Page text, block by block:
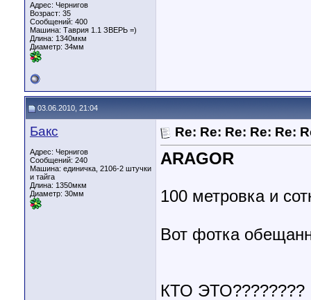
Адрес: Чернигов
Возраст: 35
Сообщений: 400
Машина: Таврия 1.1 ЗВЕРЬ =)
Длина: 1340мкм
Диаметр: 34мм
03.06.2010, 21:04
Бакс
Адрес: Чернигов
Сообщений: 240
Машина: единичка, 2106-2 штучки
и тайга
Длина: 1350мкм
Диаметр: 30мм
Re: Re: Re: Re: Re:
ARAGOR
100 метровка и
Вот фотка
КТО ЭТО????????